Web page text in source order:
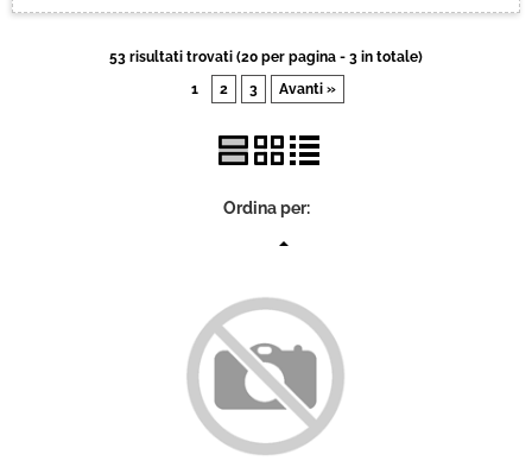
Brand
Contatti
53 risultati trovati (20 per pagina - 3 in totale)
1
2 3 Avanti »
Ordina per: